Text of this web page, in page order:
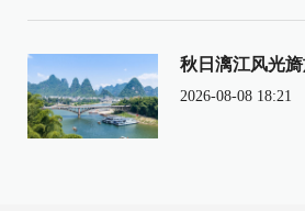
秋日漓江风光
2026-08-08 18:21